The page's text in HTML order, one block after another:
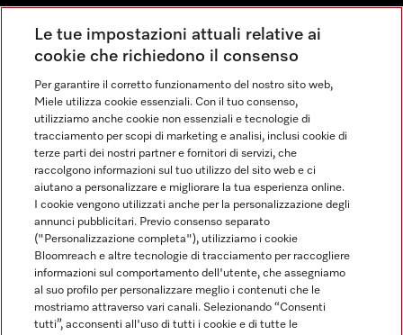
Condizioni Generali di Vendita
Privacy
Condizioni di Utilizzo
Dichiarazione di Accessibilità
Modulo di recesso
Legge sui servizi digitali
Impostazioni dei cookie
FINANZIAMENTO FINO A 50 MESI CON OPZIONE 10 E TASSO
ZERO
Le tue impostazioni attuali relative ai
cookie che richiedono il consenso
Per garantire il corretto funzionamento del nostro sito web,
Miele utilizza cookie essenziali. Con il tuo consenso,
utilizziamo anche cookie non essenziali e tecnologie di
tracciamento per scopi di marketing e analisi, inclusi cookie di
terze parti dei nostri partner e fornitori di servizi, che
raccolgono informazioni sul tuo utilizzo del sito web e ci
aiutano a personalizzare e migliorare la tua esperienza online.
I cookie vengono utilizzati anche per la personalizzazione degli
annunci pubblicitari. Previo consenso separato
("Personalizzazione completa"), utilizziamo i cookie
Bloomreach e altre tecnologie di tracciamento per raccogliere
informazioni sul comportamento dell'utente, che assegniamo
al suo profilo per personalizzare meglio i contenuti che le
mostriamo attraverso vari canali. Selezionando “Consenti
tutti”, acconsenti all'uso di tutti i cookie e di tutte le